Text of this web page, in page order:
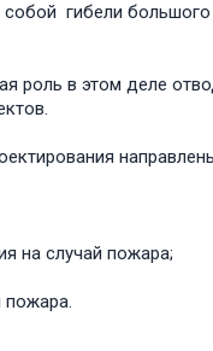
собой гибели
роль в этом деле
на случай пожара;
пожара.